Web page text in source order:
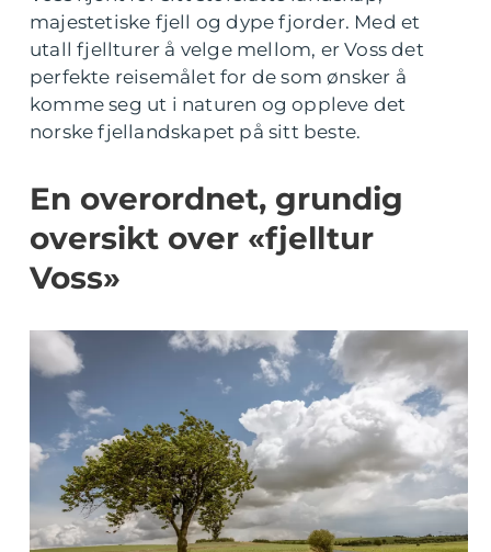
majestetiske fjell og dype fjorder. Med et
utall fjellturer å velge mellom, er Voss det
perfekte reisemålet for de som ønsker å
komme seg ut i naturen og oppleve det
norske fjellandskapet på sitt beste.
En overordnet, grundig
oversikt over «fjelltur
Voss»